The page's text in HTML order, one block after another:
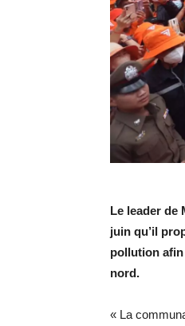
Le leader de
juin qu’il
pollution afin
nord.
« La